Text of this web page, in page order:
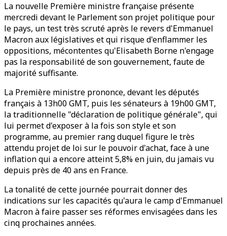
La nouvelle Première ministre française présente
mercredi devant le Parlement son projet politique pour
le pays, un test très scruté après le revers d'Emmanuel
Macron aux législatives et qui risque d'enflammer les
oppositions, mécontentes qu'Elisabeth Borne n'engage
pas la responsabilité de son gouvernement, faute de
majorité suffisante.
La Première ministre prononce, devant les députés
français à 13h00 GMT, puis les sénateurs à 19h00 GMT,
la traditionnelle "déclaration de politique générale", qui
lui permet d'exposer à la fois son style et son
programme, au premier rang duquel figure le très
attendu projet de loi sur le pouvoir d'achat, face à une
inflation qui a encore atteint 5,8% en juin, du jamais vu
depuis près de 40 ans en France.
La tonalité de cette journée pourrait donner des
indications sur les capacités qu'aura le camp d'Emmanuel
Macron à faire passer ses réformes envisagées dans les
cinq prochaines années.